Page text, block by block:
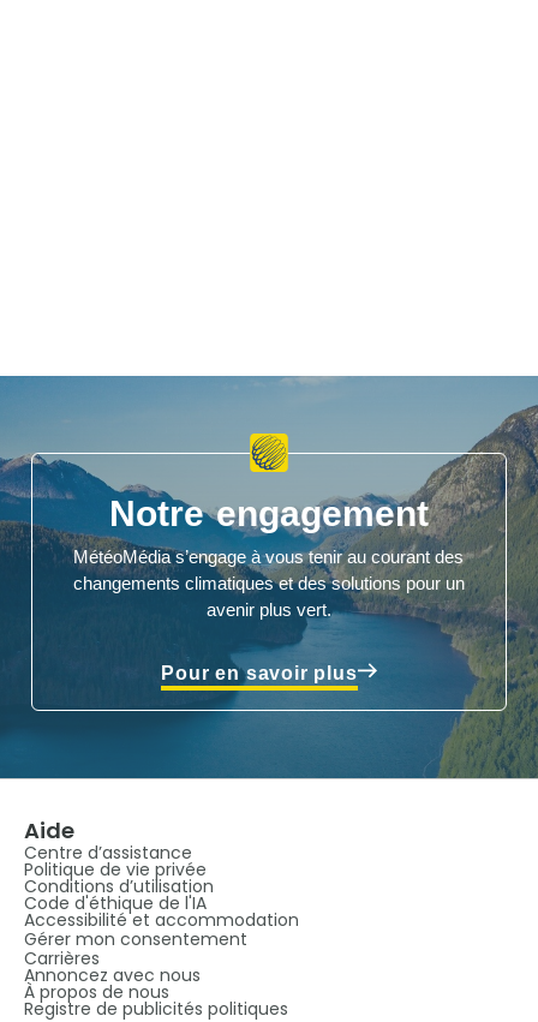
Notre engagement
MétéoMédia s’engage à vous tenir au courant des
changements climatiques et des solutions pour un
avenir plus vert.
Pour en savoir plus
Aide
Centre d’assistance
Politique de vie privée
Conditions d’utilisation
Code d'éthique de l'IA
Accessibilité et accommodation
Gérer mon consentement
Carrières
Annoncez avec nous
À propos de nous
Registre de publicités politiques